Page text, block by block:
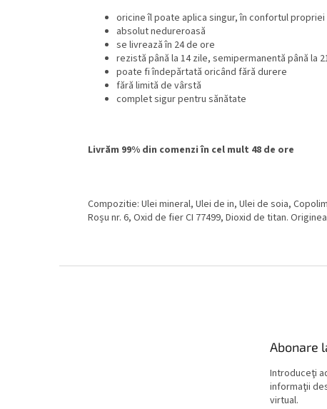
oricine îl poate aplica singur, în confortul propriei
absolut nedureroasă
se livrează în 24 de ore
rezistă până la 14 zile, semipermanentă până la
poate fi îndepărtată oricând fără durere
fără limită de vârstă
complet sigur pentru sănătate
Livrăm 99% din comenzi în cel mult 48 de ore
Compozitie: Ulei mineral, Ulei de in, Ulei de soia,
Roșu nr. 6, Oxid de fier CI 77499, Dioxid de titan. Originea
Abonare
Introduceţi
informaţii
virtual.